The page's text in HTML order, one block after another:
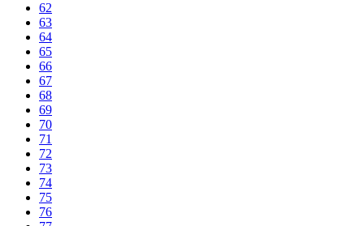
62
63
64
65
66
67
68
69
70
71
72
73
74
75
76